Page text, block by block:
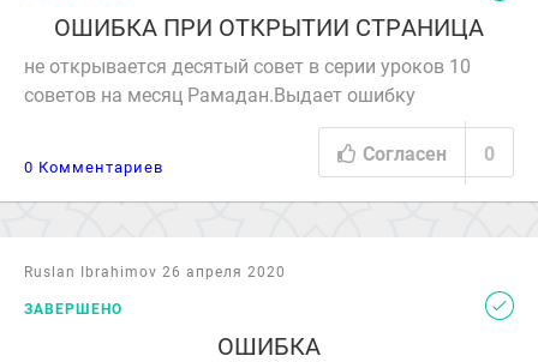
ОШИБКА ПРИ ОТКРЫТИИ СТРАНИЦА
не открывается десятый совет в серии уроков 10
советов на месяц Рамадан.Выдает ошибку
0 Комментариев
Согласен 0
Ruslan Ibrahimov 26 апреля 2020
ЗАВЕРШЕНО
ОШИБКА